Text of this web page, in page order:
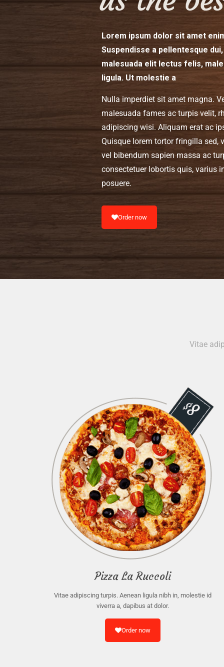
Lorem ipsum dolor sit amet
Suspendisse a pellentesque
malesuada elit lectus felis,
ligula. Ut molestie a
Nulla imperdiet sit amet magna.
malesuada fames ac turpis velit,
adipiscing wisi. Aliquam erat ac
Quisque lorem tortor fringilla sed,
vel bibendum sapien massa ac
consectetuer lobortis quis, varius
posuere.
Order now
Vitae
Pizza La Ruccoli
Vitae adipiscing turpis. Aenean ligula nibh in, molestie id
viverra a, dapibus at dolor.
Order now